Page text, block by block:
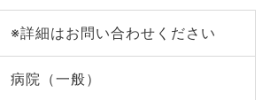
※詳細はお問い合わせください
病院（一般）